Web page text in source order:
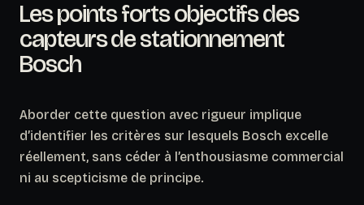
Les points forts objectifs des
capteurs de stationnement
Bosch
Aborder cette question avec rigueur implique
d’identifier les critères sur lesquels Bosch excelle
réellement, sans céder à l’enthousiasme commercial
ni au scepticisme de principe.